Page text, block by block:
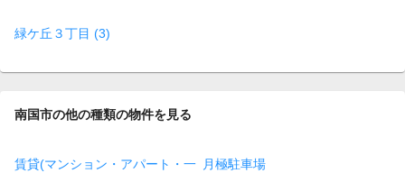
緑ケ丘３丁目 (3)
南国市の他の種類の物件を見る
賃貸(マンション・アパート・一
月極駐車場